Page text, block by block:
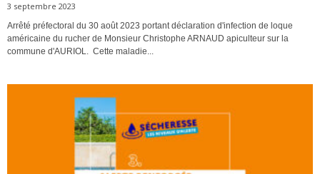
3 septembre 2023
Arrêté préfectoral du 30 août 2023 portant déclaration d'infection de loque
américaine du rucher de Monsieur Christophe ARNAUD apiculteur sur la
commune d'AURIOL. Cette maladie...